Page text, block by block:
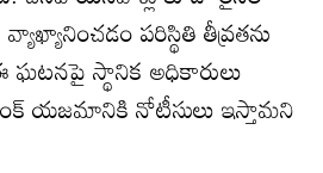
పరిస్థితి తీవ్రతను
స్థానిక అధికారులు
యజమానికి నోటీసులు ఇస్తామని